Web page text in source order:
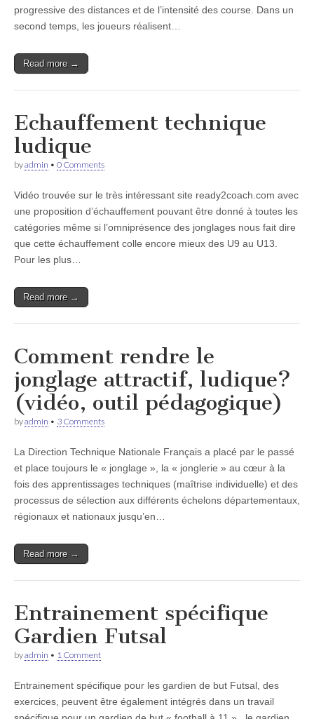
progressive des distances et de l’intensité des course. Dans un
second temps, les joueurs réalisent…
Read more →
Echauffement technique
ludique
byadmin • 0 Comments
Vidéo trouvée sur le très intéressant site ready2coach.com avec
une proposition d’échauffement pouvant être donné à toutes les
catégories même si l’omniprésence des jonglages nous fait dire
que cette échauffement colle encore mieux des U9 au U13.
Pour les plus…
Read more →
Comment rendre le
jonglage attractif, ludique?
(vidéo, outil pédagogique)
byadmin • 3 Comments
La Direction Technique Nationale Français a placé par le passé
et place toujours le « jonglage », la « jonglerie » au cœur à la
fois des apprentissages techniques (maîtrise individuelle) et des
processus de sélection aux différents échelons départementaux,
régionaux et nationaux jusqu’en…
Read more →
Entrainement spécifique
Gardien Futsal
byadmin • 1 Comment
Entrainement spécifique pour les gardien de but Futsal, des
exercices, peuvent être également intégrés dans un travail